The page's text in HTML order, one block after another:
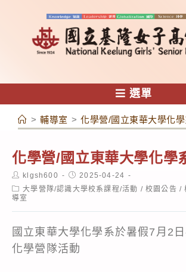
容
選單
> 輔導室 > 化學營/國立東華大學化學
化學營/國立東華大學化學
Post
author:
klgsh600
Post
published:
2025-04-24
Post
category:
大學營隊/認識大學校系課程/活動 / 校園公告 /
導室
國立東華大學化學系於暑假7月2
化學營隊活動